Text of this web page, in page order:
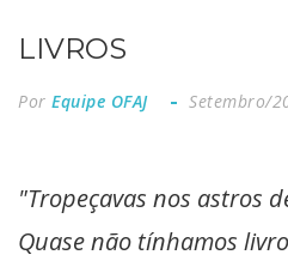
LIVROS
Por Equipe OFAJ Setembro/
"Tropeçavas nos astros
Quase não tínhamos